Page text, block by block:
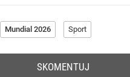
Mundial 2026 Sport
SKOMENTUJ